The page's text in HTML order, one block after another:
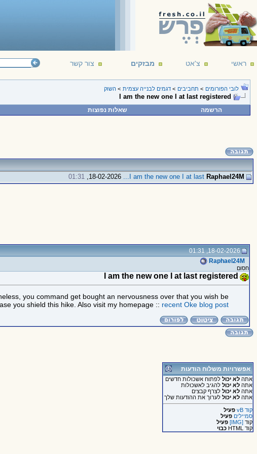
ראשי צ'אט מבזקים צור קשר
לובי הפורומים > תחביבים > דגמים לבנייה עצמית > השוק
I am the new one I at last registered
הרשמה שאלות נפוצות
Raphael24M
I am the new one I at last...
01:31
18-02-2026, 01:31
Raphael24M
חסום
I am the new one I at last registered
you command get bought an nervousness over that you wish be
you shield this hike. Also visit my homepage :: recent Oke blog post
אפשרויות משלוח הודעות
אתה לא יכוללפתוח אשכולות חדשים
אתה לא יכוללהגיב לאשכולות
אתה לא יכוללצרף קבצים
אתה לא יכוללערוך את ההודעות שלך
קוד vB
פעיל
סמיילים פעיל
קוד [IMG]
פעיל
קוד HTML
כבוי